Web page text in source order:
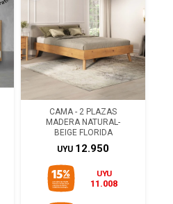
CAMA - 2 PLAZAS
MADERA NATURAL-
BEIGE FLORIDA
UYU 12.950
UYU
11.008